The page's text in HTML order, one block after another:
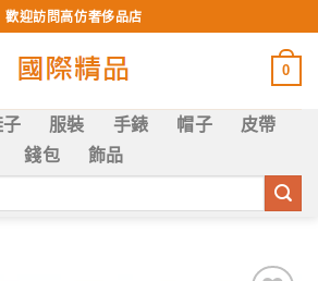
歡迎訪問高仿奢侈品店
0
服裝 手錶 帽子
皮帶
錢包
飾品